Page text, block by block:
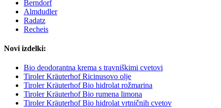
Berndorf
Almdudler
Radatz
Recheis
Novi izdelki:
Bio deodorantna krema s travniškimi cvetovi
Tiroler Kräuterhof Ricinusovo olje
Tiroler Kräuterhof Bio hidrolat rožmarina
Tiroler Kräuterhof Bio rumena limona
Tiroler Kräuterhof Bio hidrolat vrtničnih cvetov